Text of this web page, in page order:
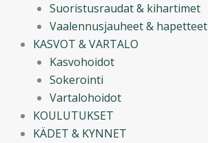
Suoristusraudat & kihartimet
Vaalennusjauheet & hapetteet
KASVOT & VARTALO
Kasvohoidot
Sokerointi
Vartalohoidot
KOULUTUKSET
KÄDET & KYNNET